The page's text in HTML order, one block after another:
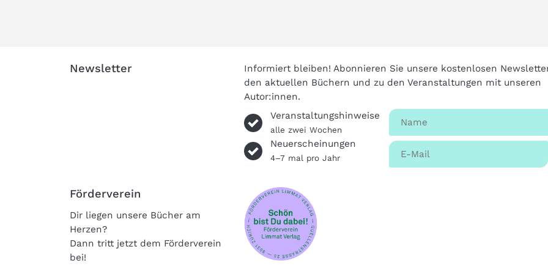
Newsletter
Informiert bleiben! Abonnieren Sie unsere kostenlosen
den aktuellen Büchern und zu den Veranstaltungen mit unseren
Autor:innen.
Veranstaltungshinweise
alle zwei Wochen
Neuerscheinungen
4–7 mal pro Jahr
Förderverein
Dir liegen unsere Bücher am
Herzen?
Dann tritt jetzt dem Förderverein
bei!